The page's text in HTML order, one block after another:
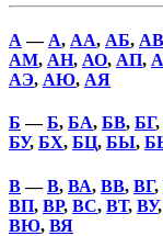
А — А, АА, АБ, АВ
АМ, АН, АО, АП,
АЭ, АЮ, АЯ
Б —Б, БА, БВ, БГ,
БУ, БХ, БЦ, БЫ,
В—В, ВА, ВВ, ВГ,
ВП, ВР, ВС, ВТ, ВУ,
ВЮ, ВЯ